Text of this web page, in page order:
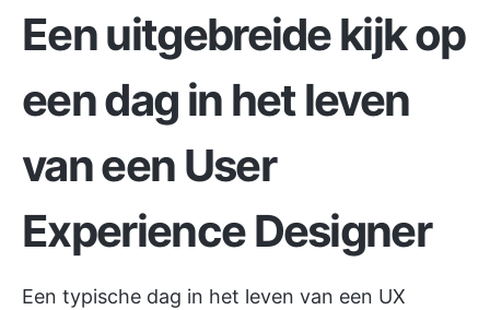
Een uitgebreide kijk op
een dag in het leven
van een User
Experience Designer
Een typische dag in het leven van een UX